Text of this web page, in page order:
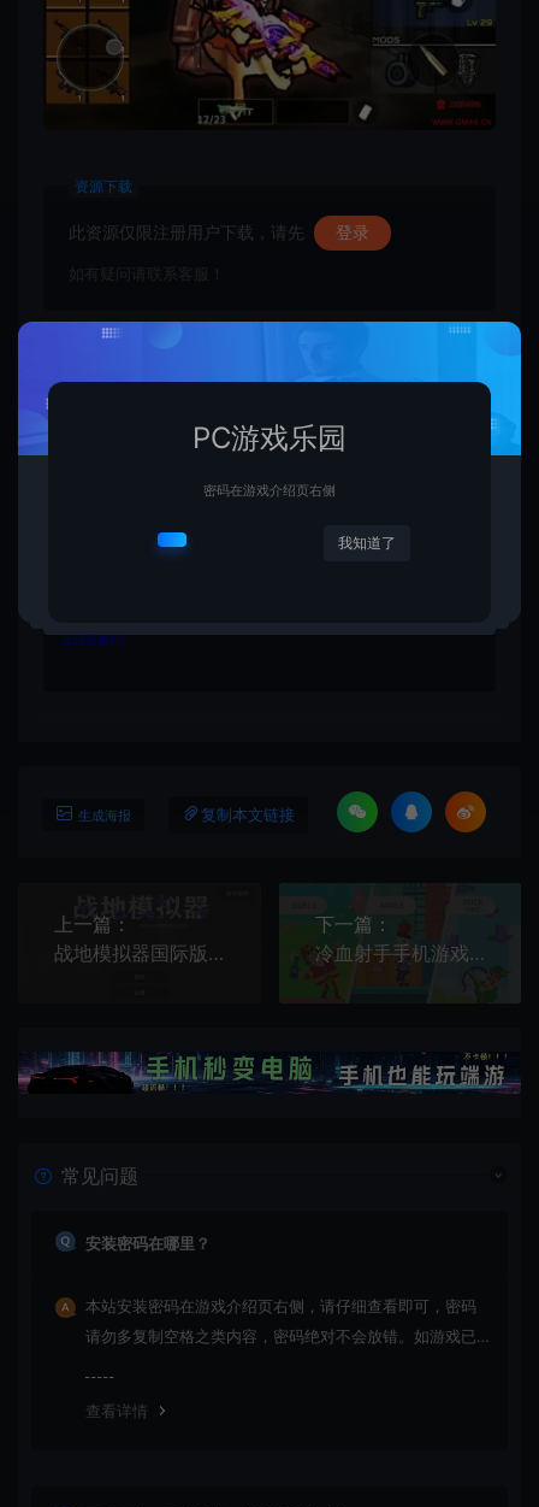
资源下载
此资源仅限注册用户下载，请先 登录
如有疑问请联系客服！
流，严禁商业用途，否则自行承担后果。
2.所有资源请于下载后24小时内删除。如需体验更多乐趣，请购买正版！
无任何盈利。
生成海报 复制本文链接
上一篇：
战地模拟器国际版[Android][v2.0]
下一篇：
冷血射手手机游戏[Android][v6.6.0]
常见问题
安装密码在哪里？
本站安装密码在游戏介绍页右侧，请仔细查看即可，密码
请勿多复制空格之类内容，密码绝对不会放错。如游戏已
查看详情
PC游戏乐园
密码在游戏介绍页右侧
我知道了